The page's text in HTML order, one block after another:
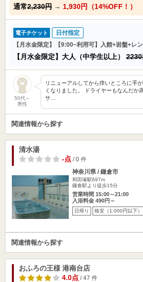
通常2,230円 → 1,930円（14%OFF！）
電子チケット
日付指定
【月水金限定】【9:00~利用可】入館+岩盤+レ
【月水金限定】大人（中学生以上）
50代～
男性
リニューアルしてから痒いところに手
くなりました。 ドライヤーもなんだか
サ…
関連情報から探す
清水湯
-点/ 0 件
神奈川県 / 鎌倉市
和田塚駅697m
鎌倉駅より徒歩15分
営業時間 15:00～21:00
入浴料金 490円～
日帰り 格安（1,000円以下）
関連情報から探す
おふろの王様 港南台店
4.0点/ 47 件